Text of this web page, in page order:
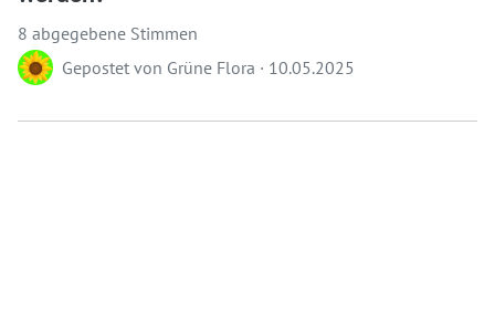
8 abgegebene Stimmen
Gepostet von Grüne Flora · 10.05.2025